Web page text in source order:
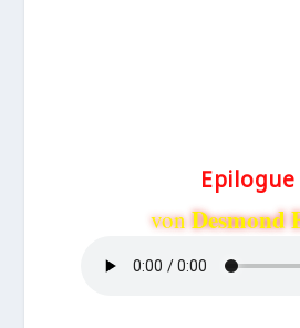
Epilogue
vonDesmond